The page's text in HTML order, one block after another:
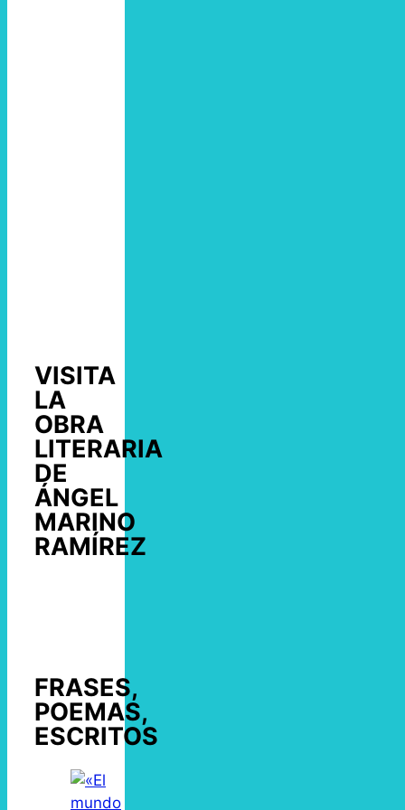
VISITA
LA
OBRA
LITERARIA
DE
ÁNGEL
MARINO
RAMÍREZ
FRASES,
POEMAS,
ESCRITOS